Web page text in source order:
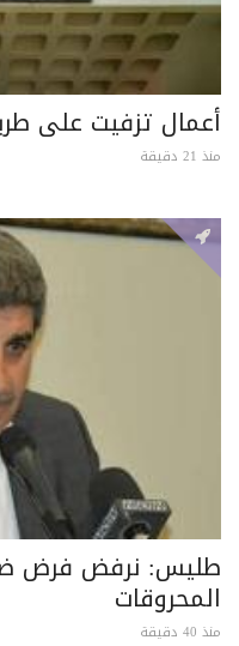
أعمال تزفيت على
منذ 21 دقيقة
طليس: نرفض فرض
المحروقات
منذ 40 دقيقة